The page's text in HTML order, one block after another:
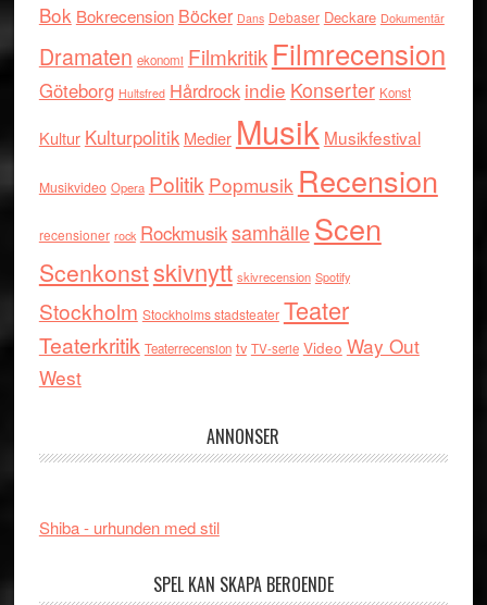
Bok Bokrecension Böcker Dans Debaser Deckare Dokumentär
Dramaten ekonomi Filmkritik Filmrecension
Göteborg Hultsfred Hårdrock indie Konserter Konst
Kultur Kulturpolitik Medier Musik Musikfestival
Musikvideo Opera Politik Popmusik Recension
recensioner rock RockmusiksamhälleScen
Scenkonstskivnytt skivrecension Spotify
Stockholm Stockholms stadsteater Teater
Teaterkritik Teaterrecension tv TV-serie Video Way Out
West
ANNONSER
Shiba - urhunden med stil
SPEL KAN SKAPA BEROENDE